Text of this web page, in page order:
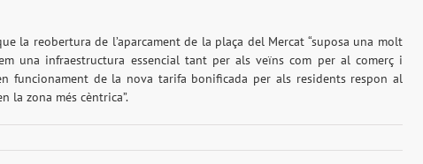
la reobertura de l’aparcament de la plaça del Mercat “suposa una molt
una infraestructura essencial tant per als veïns com per al comerç i
funcionament de la nova tarifa bonificada per als residents respon al
la zona més cèntrica”.